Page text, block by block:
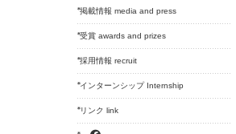
掲載情報 media and press
受賞 awards and prizes
採用情報 recruit
インターンシップ Internship
リンク link